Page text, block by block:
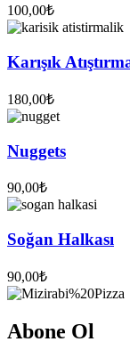
100,00₺
Karışık
180,00₺
Nuggets
90,00₺
Soğan Halkası
90,00₺
Abone Ol